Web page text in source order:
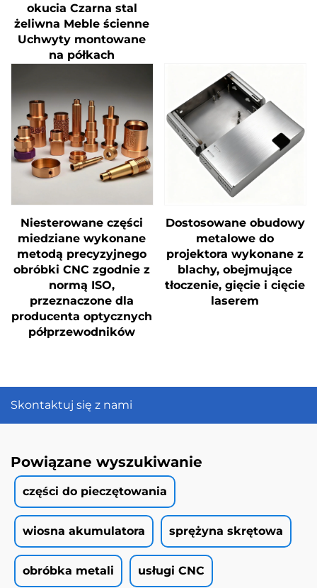
okucia Czarna stal
żeliwna Meble ścienne
Uchwyty montowane
na półkach
Niesterowane części
miedziane wykonane
metodą precyzyjnego
obróbki CNC zgodnie z
normą ISO,
przeznaczone dla
producenta optycznych
półprzewodników
Dostosowane obudowy
metalowe do
projektora wykonane z
blachy, obejmujące
tłoczenie, gięcie i cięcie
laserem
Skontaktuj się z nami
Powiązane wyszukiwanie
części do pieczętowania
wiosna akumulatora sprężyna skrętowa
obróbka metali usługi CNC